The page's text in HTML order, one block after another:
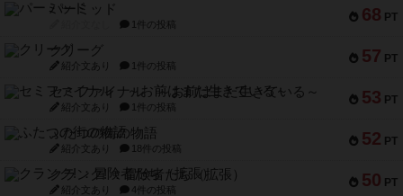
68 PT
パーミッド
1件の投稿
57 PT
クリーグ
紹介文あり 1件の投稿
53 PT
セミファイナル ～お前はまだ生きている～
紹介文あり 1件の投稿
52 PT
ふたつの街の物語
紹介文あり 18件の投稿
50 PT
クランク! ：冒険者たち（拡張）
紹介文あり 4件の投稿